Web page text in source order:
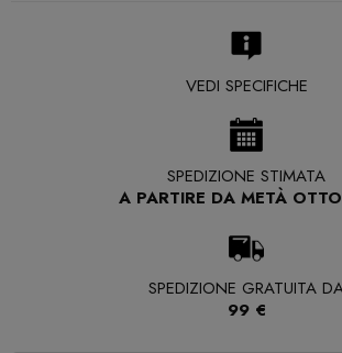
VEDI SPECIFICHE
SPEDIZIONE STIMATA
A PARTIRE DA METÀ
SPEDIZIONE GRATUITA
99 €